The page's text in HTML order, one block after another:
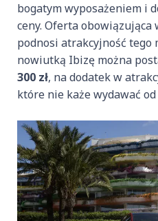
bogatym wyposażeniem i
ceny. Oferta obowiązująca
podnosi atrakcyjność tego
nowiutką Ibizę można
300 zł, na dodatek w
które nie każe wydawać od